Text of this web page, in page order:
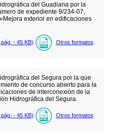
del Guadiana por la
de expediente 9/234-07,
exterior en edificaciones
pág. - 45 KB) Otros formatos
del Segura por la que
de concurso abierto para la
de interconexión de la
Hidrográfica del Segura.
pág. - 45 KB) Otros formatos